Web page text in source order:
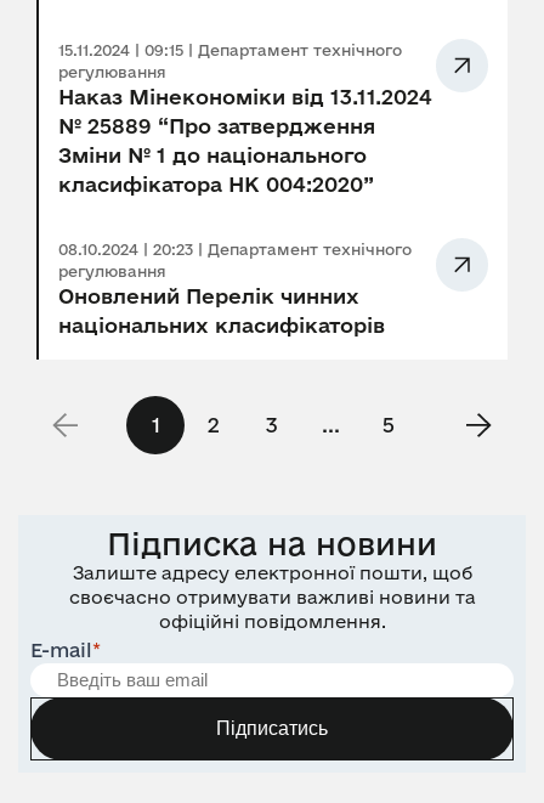
15.11.2024 | 09:15 | Департамент технічного
регулювання
Наказ Мінекономіки від 13.11.2024
№ 25889 “Про затвердження
Зміни № 1 до національного
класифікатора НК 004:2020”
08.10.2024 | 20:23 | Департамент технічного
регулювання
Оновлений Перелік чинних
національних класифікаторів
1 2 3 ... 5
Підписка на новини
Залиште адресу електронної пошти, щоб
своєчасно отримувати важливі новини та
офіційні повідомлення.
E-mail*
Підписатись